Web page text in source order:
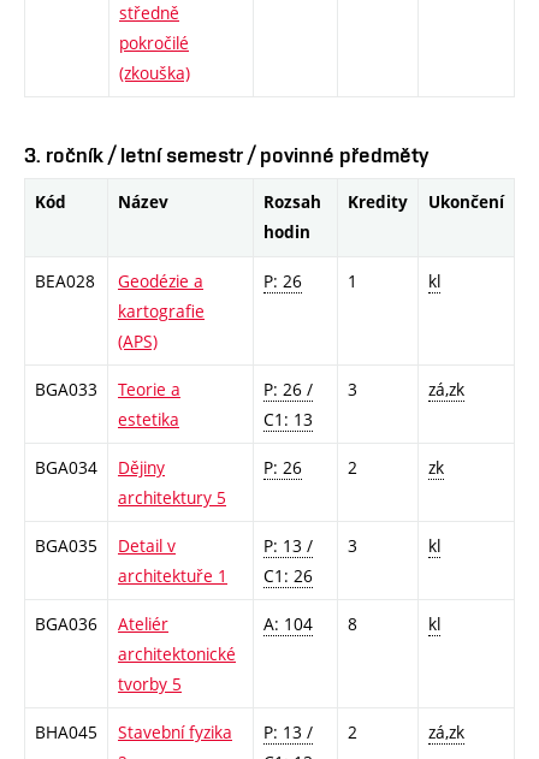
středně
pokročilé
(zkouška)
3. ročník / letní semestr / povinné předměty
Kód Název
Rozsah
hodin
Kredity Ukončení
BEA028
Geodézie a
kartografie
(APS)
P: 26 1 kl
BGA033
Teorie a
estetika
P: 26 /
C1: 13
3 zá,zk
BGA034
Dějiny
architektury 5
P: 26 2 zk
BGA035
Detail v
architektuře 1
P: 13 /
C1: 26
3 kl
BGA036
Ateliér
architektonické
tvorby 5
A: 104 8 kl
BHA045
Stavební fyzika
P: 13 /
2 zá,zk